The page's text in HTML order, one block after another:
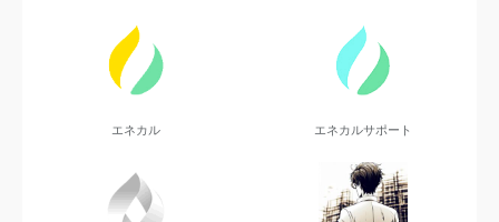
エネカル エネカルサポート